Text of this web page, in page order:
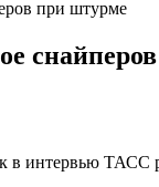
при штурме
интервью ТАСС